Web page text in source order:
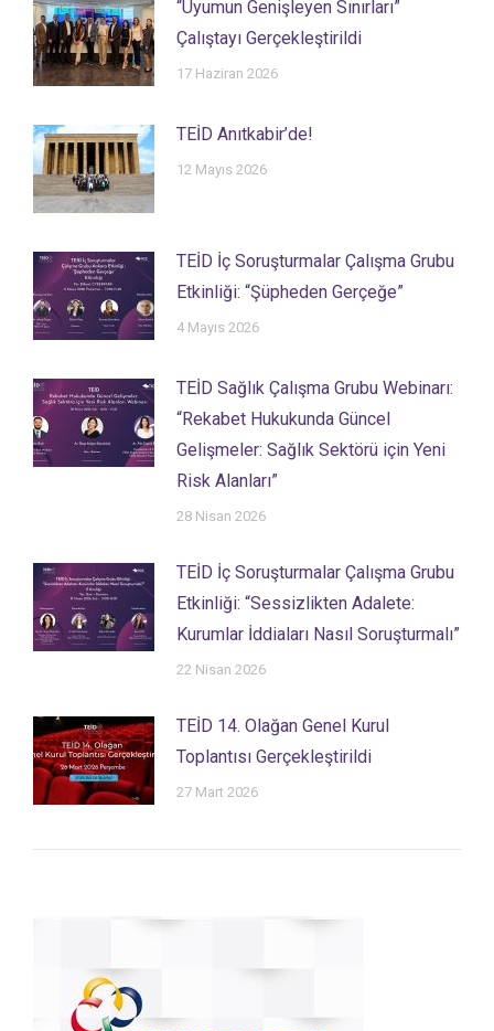
“Uyumun Genişleyen Sınırları”
Çalıştayı Gerçekleştirildi
17 Haziran 2026
TEİD Anıtkabir’de!
12 Mayıs 2026
TEİD İç Soruşturmalar Çalışma Grubu
Etkinliği: “Şüpheden Gerçeğe”
4 Mayıs 2026
TEİD Sağlık Çalışma Grubu Webinarı:
“Rekabet Hukukunda Güncel
Gelişmeler: Sağlık Sektörü için Yeni
Risk Alanları”
28 Nisan 2026
TEİD İç Soruşturmalar Çalışma Grubu
Etkinliği: “Sessizlikten Adalete:
Kurumlar İddiaları Nasıl Soruşturmalı”
22 Nisan 2026
TEİD 14. Olağan Genel Kurul
Toplantısı Gerçekleştirildi
27 Mart 2026